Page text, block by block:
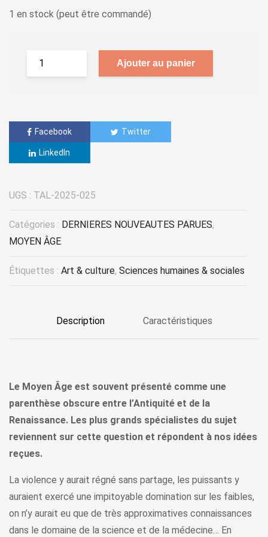
1 en stock (peut être commandé)
Ajouter au panier
Facebook Twitter
LinkedIn
UGS : TAL-2025-025
Catégories : DERNIERES NOUVEAUTES PARUES,
MOYEN ÂGE
Étiquettes : Art & culture, Sciences humaines & sociales
Description Caractéristiques
Le Moyen Âge est souvent présenté comme une
parenthèse obscure entre l’Antiquité et de la
Renaissance. Les plus grands spécialistes du sujet
reviennent sur cette question et répondent à nos idées
reçues.
La violence y aurait régné sans partage, les puissants y
auraient exercé une impitoyable domination sur les faibles,
on n’y aurait eu que de très approximatives connaissances
dans le domaine de la science et de la médecine… En